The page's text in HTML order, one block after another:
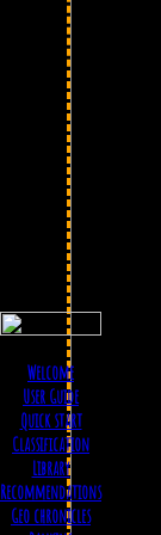
Welcome
User Guide
Quick start
Classification
Library
Recommendations
Geo chronicles